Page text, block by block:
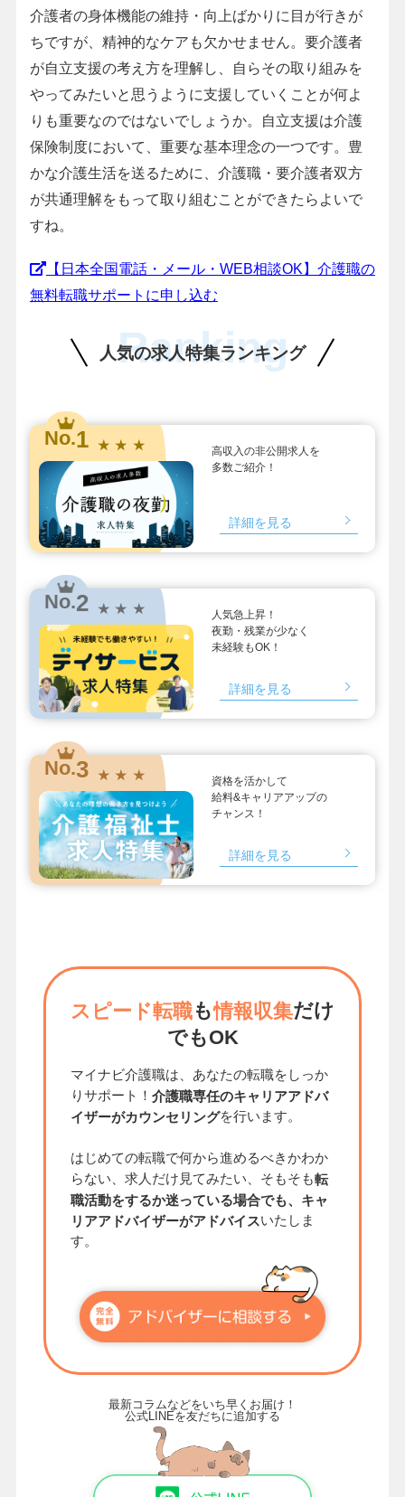
介護者の身体機能の維持・向上ばかりに目が行きが
ちですが、精神的なケアも欠かせません。要介護者
が自立支援の考え方を理解し、自らその取り組みを
やってみたいと思うように支援していくことが何よ
りも重要なのではないでしょうか。自立支援は介護
保険制度において、重要な基本理念の一つです。豊
かな介護生活を送るために、介護職・要介護者双方
が共通理解をもって取り組むことができたらよいで
すね。
【日本全国電話・メール・WEB相談OK】介護職の
無料転職サポートに申し込む
人気の求人特集ランキング
Ranking
No.1 ★ ★ ★
高収入の非公開求人を
多数ご紹介！
詳細を見る
No.2 ★ ★ ★
人気急上昇！
夜勤・残業が少なく
未経験もOK！
詳細を見る
No.3 ★ ★ ★
資格を活かして
給料&キャリアアップの
チャンス！
詳細を見る
スピード転職も情報収集だけ
でもOK
マイナビ介護職は、あなたの転職をしっか
りサポート！ 介護職専任のキャリアアドバ
イザーがカウンセリングを行います。
はじめての転職で何から進めるべきかわか
らない、求人だけ見てみたい、そもそも転
職活動をするか迷っている場合でも、キャ
リアアドバイザーがアドバイスいたしま
す。
最新コラムなどをいち早くお届け！
公式LINEを友だちに追加する